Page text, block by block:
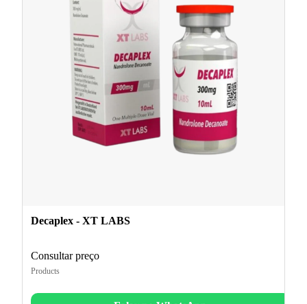
Decaplex - XT LABS
Consultar preço
Products